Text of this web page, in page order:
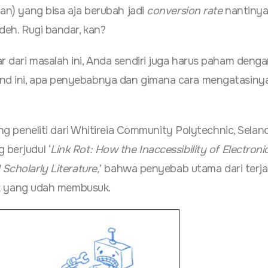
yang bisa aja berubah jadi conversion rate
Rugi bandar, kan?
masalah ini, Anda sendiri juga harus paham
ini, apa penyebabnya dan gimana cara
peneliti dari Whitireia Community Polytechnic,
berjudul ‘Link Rot: How the Inaccessibility of
Literature,’ bahwa penyebab utama dari
yang udah membusuk.